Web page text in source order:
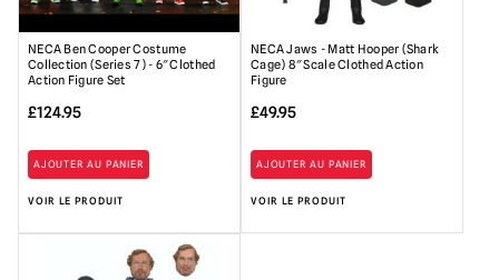
NECA Ben Cooper Costume
Collection (Series 7) - 6″ Clothed
Action Figure Set
£124.95
AJOUTER AU PANIER
VOIR LE PRODUIT
NECA Jaws - Matt Hooper (Shark
Cage) 8″ Scale Clothed Action
Figure
£49.95
AJOUTER AU PANIER
VOIR LE PRODUIT